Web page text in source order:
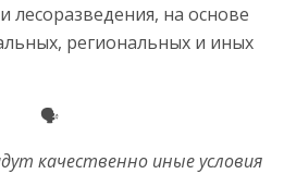
лесоразведения, на основе
региональных и иных
качественно иные условия